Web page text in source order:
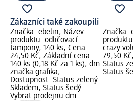
Zákazníci také zakoupili
Značka: ebelin; Název
produktu: odličovací
tampony, 140 ks; Cena:
24,50 Kč; Základní cena:
140 ks (0,18 Kč za 1 ks); dm
značka grafika;
Dostupnost: Status zelený
Skladem, Status šedý
Vybrat prodejnu dm
Značka:
crazy
79,50
Status
Status